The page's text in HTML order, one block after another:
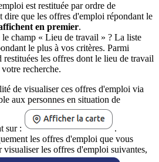
est restituée par ordre de
dire que les offres d'emploi répondant le
en premier.
le champ « Lieu de travail » ? La liste
le plus à vos critères. Parmi
restituées les offres dont le lieu de travail
recherche.
de visualiser ces offres d'emploi via
aux personnes en situation de
sur :
.
les offres d'emploi que vous
visualiser les offres d'emploi suivantes,